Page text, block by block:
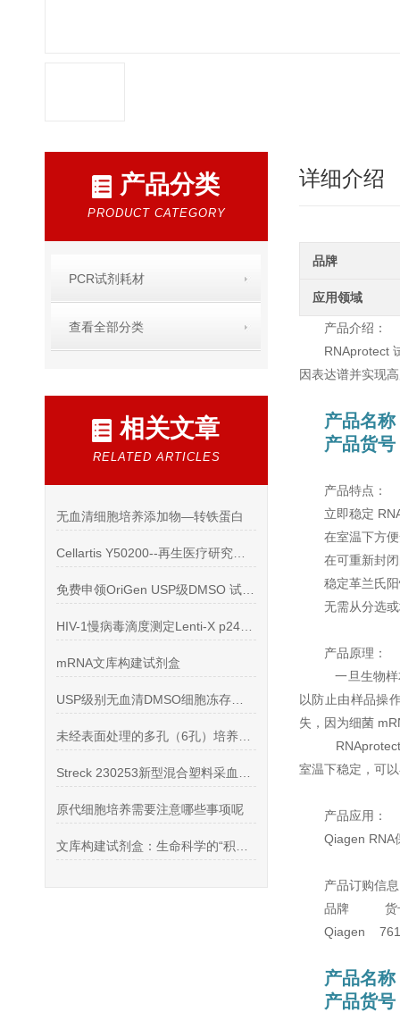
产品分类
PRODUCT CATEGORY
PCR试剂耗材
查看全部分类
相关文章
RELATED ARTICLES
无血清细胞培养添加物—转铁蛋白
mRNA文库构建试剂盒
原代细胞培养需要注意哪些事项呢
详细介绍
品牌
应用领域
产品介绍：
RNAprotect
因表达谱并实现
产品名称
产品货
产品特点：
立即稳定
在室温下方
在可重新封
稳定革兰氏
无需从分选
产品原理：
一旦生物样
以防止由样品操
失，因为细菌
室温下稳定，可
产品应用：
Qiagen RNA
产品订购信
品牌
Qiagen
产品名称
产品货